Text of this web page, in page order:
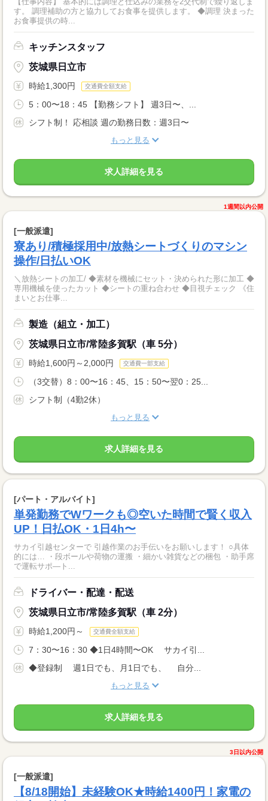
す。 調理補助の方と協力してお食事を提供します。 ◆調理 決まった
お食事提供の時...
キッチンスタッフ
茨城県日立市
時給1,300円 交通費全額支給
5：00〜18：45 【勤務シフト】 週3日〜、...
シフト制！ 応相談 週の勤務日数：週3日〜
もっと見る
求人詳細を見る
1週間以内公開
[一般派遣]
寮あり/積極採用中/放熱シートづくりのマシン
操作/日払いOK
＼放熱シートの加工/ ◆素材を機械にセット・決められた形に加工 ◆
専用機械を使ったカット ◆シートの重ね合わせ ◆目視チェック 《住
まいとお仕事...
製造（組立・加工）
茨城県日立市/常陸多賀駅（車 5分）
時給1,600円～2,000円 交通費一部支給
（3交替）8：00〜16：45、15：50〜翌0：25...
シフト制（4勤2休）
もっと見る
求人詳細を見る
[パート・アルバイト]
単発勤務でWワークも◎空いた時間で賢く収入
UP！日払OK・1日4h〜
サカイ引越センターで 引越作業のお手伝いをお願いします！ ○具体
的には… ・段ボールや荷物の運搬 ・細かい雑貨などの梱包 ・助手席
で運転サポ―ト...
ドライバー・配達・配送
茨城県日立市/常陸多賀駅（車 2分）
時給1,200円～ 交通費全額支給
7：30〜16：30 ◆1日4時間〜OK サカイ引...
◆登録制 週1日でも、月1日でも、 自分...
もっと見る
求人詳細を見る
3日以内公開
[一般派遣]
【8/18開始】未経験OK★時給1400円！家電の